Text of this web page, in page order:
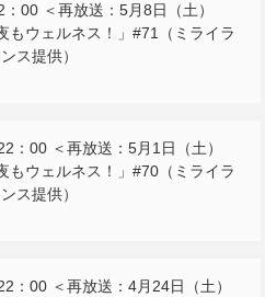
00 ＜再放送：5月8日（土）
ウェルネス！」#71（ミライラ
ス提供）
：00 ＜再放送：5月1日（土）
ウェルネス！」#70（ミライラ
ス提供）
：00 ＜再放送：4月24日（土）